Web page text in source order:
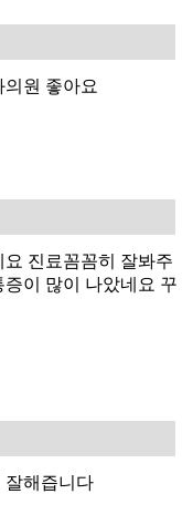
원 좋아요
진료꼼꼼히 잘봐주
이 많이 나았네요 꾸
잘해즙니다